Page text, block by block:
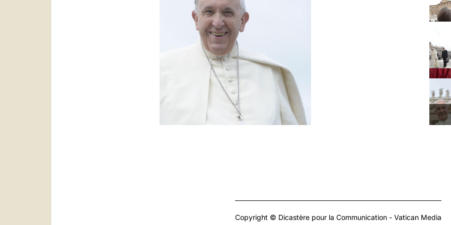
Copyright © Dicastère pour la Communication - Vatican Media